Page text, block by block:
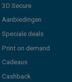
3D Secure
Aanbiedingen
Speciale deals
Print on demand
Cadeaus
Cashback